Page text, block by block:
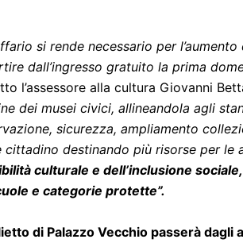
si rende necessario per
dall’ingresso gratuito la prima
l’assessore alla cultura Giovanni
dei musei civici, allineandola agli
sicurezza, ampliamento
cittadino destinando più risorse per le
culturale e dell’inclusione
e categorie protette”.
di Palazzo Vecchio passerà